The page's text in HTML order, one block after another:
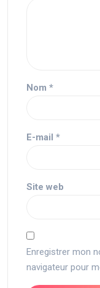
Nom *
E-mail *
Site web
Enregistrer mon
navigateur pour